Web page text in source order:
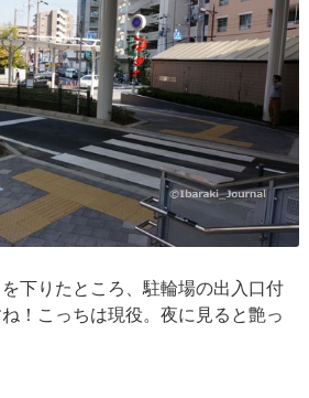
下りたところ、駐輪場の出入口付
！こっちは現役。夜に見ると艶っ